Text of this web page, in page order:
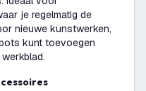
je regelmatig de
nieuwe kunstwerken,
kunt toevoegen